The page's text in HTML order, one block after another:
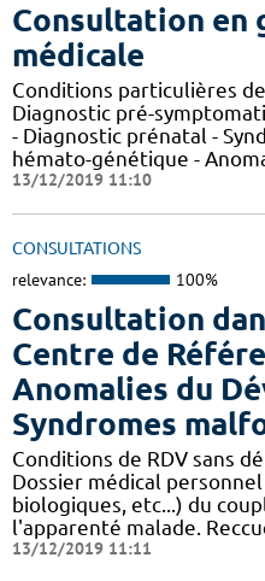
Consultation en
médicale
Conditions particulières
Diagnostic pré-
- Diagnostic prénatal -
hémato-génétique -
13/12/2019 11:10
CONSULTATIONS
relevance: 100%
Consultation
Centre de
Anomalies du
Syndromes
Conditions de RDV sans
Dossier médical
biologiques, etc...) du
l'apparenté malade.
13/12/2019 11:11